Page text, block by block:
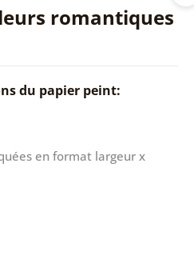
romantiques
du papier peint:
en format largeur x